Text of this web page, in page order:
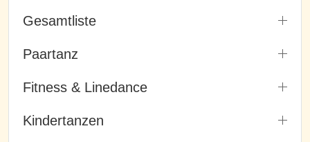
Gesamtliste
Paartanz
Fitness & Linedance
Kindertanzen